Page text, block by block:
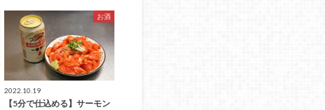
お酒
2022.10.19
【5分で仕込める】サーモン